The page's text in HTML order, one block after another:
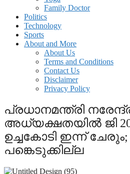
Family Doctor
Politics
Technology
Sports
About and More
About Us
Terms and Conditions
Contact Us
Disclaimer
Privacy Policy
പ്രധാനമന്ത്രി
അധ്യക്ഷതയിൽ ജി 20
ഉച്ചകോടി ഇന്ന്
പങ്കെടുക്കില്ല